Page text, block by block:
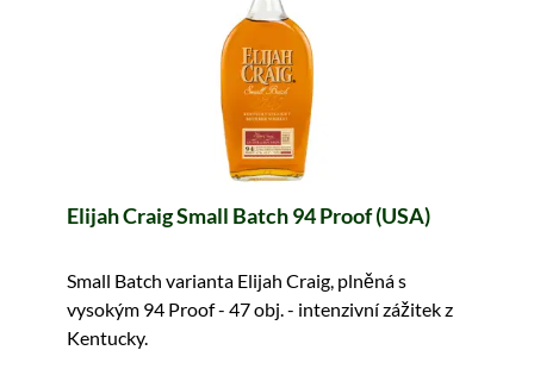
Elijah Craig Small Batch 94 Proof (USA)
Small Batch varianta Elijah Craig, plněná s
vysokým 94 Proof - 47 obj. - intenzivní zážitek z
Kentucky.